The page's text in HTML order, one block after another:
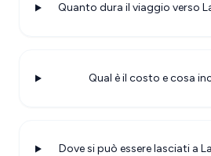
Quanto dura il viaggio verso
Qual è il costo e cosa
Dove si può essere lasciati a